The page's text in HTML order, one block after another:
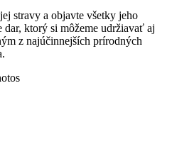
stravy a objavte všetky jeho
ktorý si môžeme udržiavať aj
z najúčinnejších prírodných